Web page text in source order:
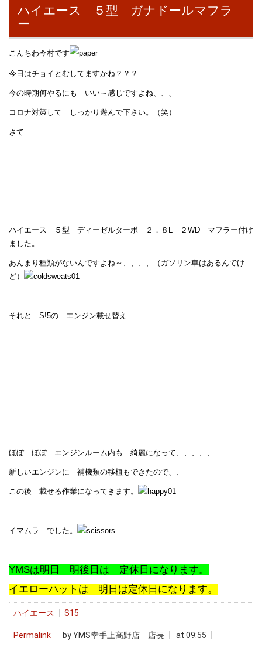
ハイエース ５型 ガナドールマフラ
ー
こんちわ今村です
今日はチョイとむしてますかね？？？
今の時期何やるにも いい～感じですよね、、、
コロナ対策して しっかり遊んで下さい。（笑）
さて
ハイエース ５型 ディーゼルターボ ２．８L ２WD マフラー付け
ました。
あんまり種類がないんですよね～、、、、（ガソリン車はあるんでけ
ど）
それと S!5の エンジン載せ替え
ほぼ ほぼ エンジンルーム内も 綺麗になって、、、、、
新しいエンジンに 補機類の移植もできたので、、
この後 載せる作業になってきます。
イマムラ でした。
YMSは明日 明後日は 定休日になります。
イエローハットは 明日は定休日になります。
ハイエース S15
Permalink by YMS幸手上高野店 店長
at 09:55